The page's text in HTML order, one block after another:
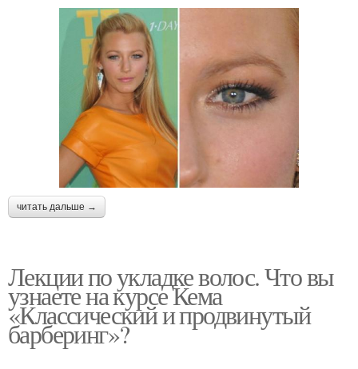
читать дальше →
Лекции по укладке волос. Что вы
узнаете на курсе Кема
«Классический и продвинутый
барберинг»?